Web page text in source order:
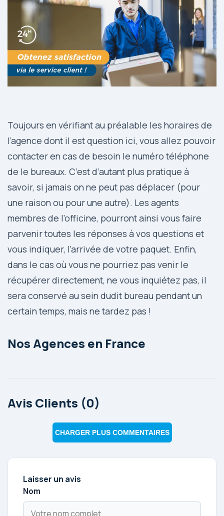
Toujours en vérifiant au préalable les horaires de
l’agence dont il est question ici, vous allez pouvoir
contacter en cas de besoin le numéro téléphone
de le bureaux. C’est d’autant plus pratique à
savoir, si jamais on ne peut pas déplacer (pour
une raison ou pour une autre). Les agents
membres de l’officine, pourront ainsi vous faire
parvenir toutes les réponses à vos questions et
vous indiquer, l’arrivée de votre paquet. Enfin,
dans le cas où vous ne pourriez pas venir le
récupérer directement, ne vous inquiétez pas, il
sera conservé au sein dudit bureau pendant un
certain temps, mais ne tardez pas !
Nos Agences en France
Avis Clients (0)
CHARGER PLUS COMMENTAIRES
Laisser un avis
Nom